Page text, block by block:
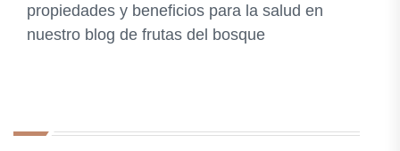
propiedades y beneficios para la salud en
nuestro blog de frutas del bosque